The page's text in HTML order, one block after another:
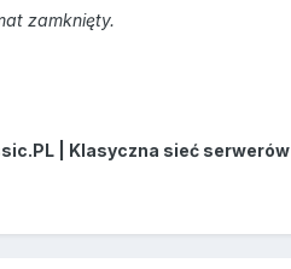
zamknięty.
| Klasyczna sieć serwerów